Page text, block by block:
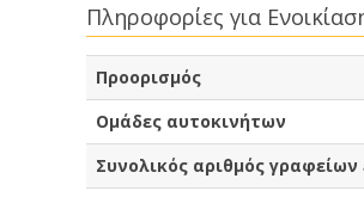
Πληροφορίες για
Προορισμός
Ομάδες αυτοκινήτων
Συνολικός αριθμός